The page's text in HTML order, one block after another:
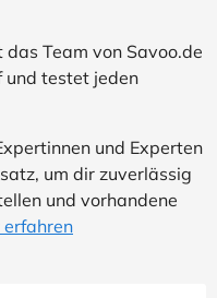
Team von Savoo.de
und testet jeden
und Experten
um dir zuverlässig
und vorhandene
erfahren